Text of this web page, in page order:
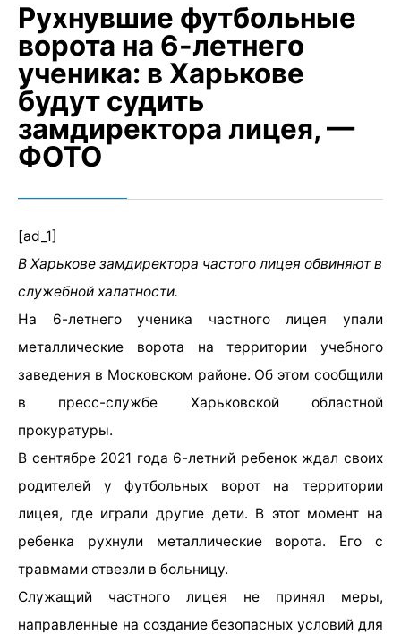
Рухнувшие футбольные
ворота на 6-летнего
ученика: в Харькове
будут судить
замдиректора лицея, —
ФОТО
[ad_1]
В Харькове замдиректора частого лицея обвиняют в
служебной халатности.
На 6-летнего ученика частного лицея упали
металлические ворота на территории учебного
заведения в Московском районе. Об этом сообщили
в пресс-службе Харьковской областной
прокуратуры.
В сентябре 2021 года 6-летний ребенок ждал своих
родителей у футбольных ворот на территории
лицея, где играли другие дети. В этот момент на
ребенка рухнули металлические ворота. Его с
травмами отвезли в больницу.
Служащий частного лицея не принял меры,
направленные на создание безопасных условий для